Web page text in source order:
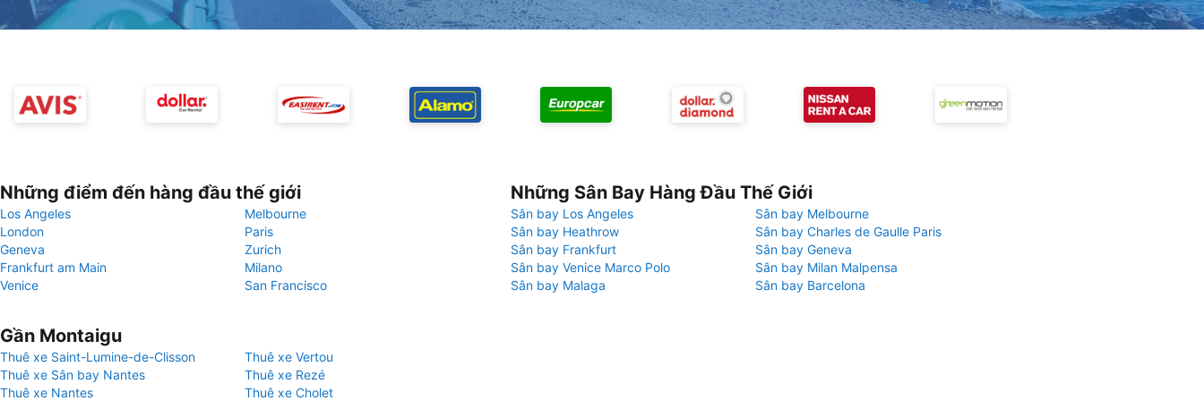
Những điểm đến hàng đầu thế giới
Los Angeles
Melbourne
London
Paris
Geneva
Zurich
Frankfurt am Main
Milano
Venice
San Francisco
Những Sân Bay Hàng Đầu Thế Giới
Sân bay Los Angeles
Sân bay Melbourne
Sân bay Heathrow
Sân bay Charles de Gaulle Paris
Sân bay Frankfurt
Sân bay Geneva
Sân bay Venice Marco Polo
Sân bay Milan Malpensa
Sân bay Malaga
Sân bay Barcelona
Gần Montaigu
Thuê xe Saint-Lumine-de-Clisson
Thuê xe Vertou
Thuê xe Sân bay Nantes
Thuê xe Rezé
Thuê xe Nantes
Thuê xe Cholet